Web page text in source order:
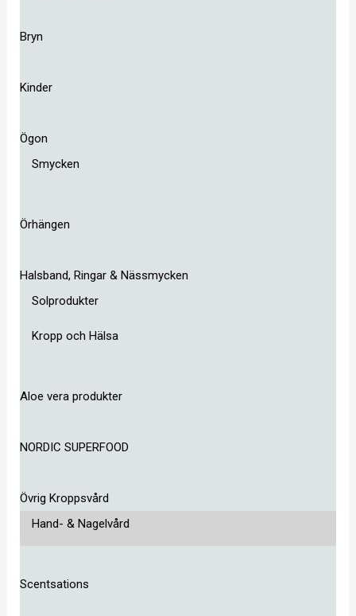
Bryn
Kinder
Ögon
Smycken
Örhängen
Halsband, Ringar & Nässmycken
Solprodukter
Kropp och Hälsa
Aloe vera produkter
NORDIC SUPERFOOD
Övrig Kroppsvård
Hand- & Nagelvård
Scentsations